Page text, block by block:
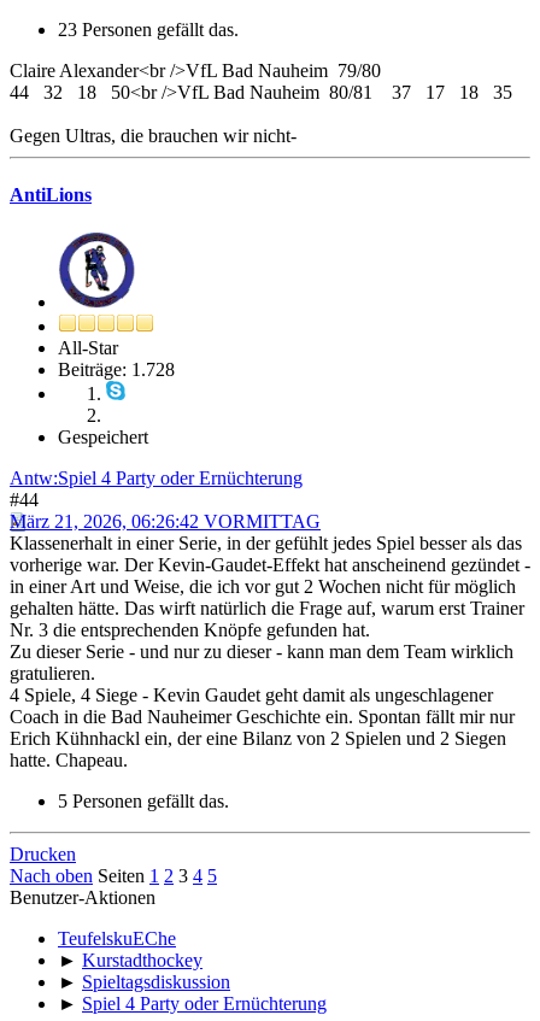
23 Personen gefällt das.
Claire Alexander<br />VfL Bad Nauheim 79/80
44 32 18 50<br />VfL Bad Nauheim 80/81 37 17 18 35
Gegen Ultras, die brauchen wir nicht-
AntiLions
All-Star
Beiträge: 1.728
Gespeichert
Antw:Spiel 4 Party oder Ernüchterung
#44
März 21, 2026, 06:26:42 VORMITTAG
Klassenerhalt in einer Serie, in der gefühlt jedes Spiel besser als das
vorherige war. Der Kevin-Gaudet-Effekt hat anscheinend gezündet -
in einer Art und Weise, die ich vor gut 2 Wochen nicht für möglich
gehalten hätte. Das wirft natürlich die Frage auf, warum erst Trainer
Nr. 3 die entsprechenden Knöpfe gefunden hat.
Zu dieser Serie - und nur zu dieser - kann man dem Team wirklich
gratulieren.
4 Spiele, 4 Siege - Kevin Gaudet geht damit als ungeschlagener
Coach in die Bad Nauheimer Geschichte ein. Spontan fällt mir nur
Erich Kühnhackl ein, der eine Bilanz von 2 Spielen und 2 Siegen
hatte. Chapeau.
5 Personen gefällt das.
Drucken
Nach oben Seiten 1 2 3 4 5
Benutzer-Aktionen
TeufelskuEChe
► Kurstadthockey
► Spieltagsdiskussion
► Spiel 4 Party oder Ernüchterung